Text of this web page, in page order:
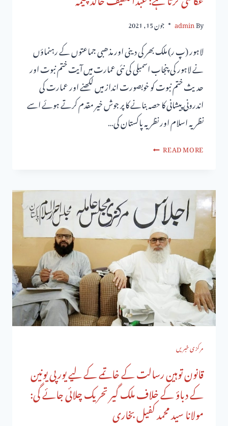
By
admin جون 15, 2021
لاہور (پ ر) ملک بھر کی دینی اور مذھبی جماعتوں کے رہنماؤں
نے لاہور کی پنجاب اسمبلی کی نئی عمارت میں آیت ختم نبوت اور
حدیث ختم نبوت کو خوبصورت انداز میں لکھنے اور عمارت کی
اندرونی پیشانی کا حصہ بنانے کا پر جوش خیر مقدم کرتے ہوئے اسے
نظریہ اسلام اور نظریہ پاکستان کی…
READ MORE
مرکزی خبریں
قانون توہین رسالت کے خاتمے کے لیے یورپی یونین
کے دباؤ کے خلاف ملک گیر تحریک چلائی جائے گی:
مولانا سید محمد کفیل بخاری